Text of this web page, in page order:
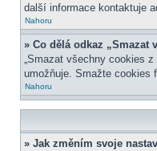
další informace kontaktuje
Nahoru
» Co dělá odkaz „Smazat
„Smazat všechny cookies
umožňuje. Smažte cookies
Nahoru
» Jak změním svoje